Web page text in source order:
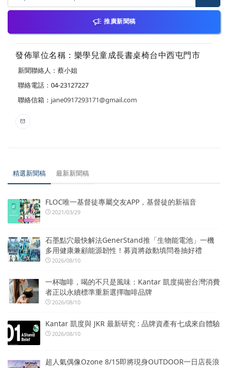
推廣新聞稿
發佈單位名稱：樂學兒童成長書桌椅台中西屯門市
新聞聯絡人：蔡小姐
聯絡電話：04-23127227
聯絡信箱： jane0917293171@gmail.com
精選新聞稿 最新新聞稿
FLOC唯一基督徒專屬交友APP，基督徒的新福音
2021/03/29
石墨點穴最快解法GenerStand推「生物能電池」一機
多用健康兼顧能源韌性！募資將啟動填問卷抽好禮
2026/08/10
一杯咖啡，喝的不只是風味：Kantar 凱度揭密台灣消費
者正以永續標準重新選擇咖啡品牌
2026/08/10
Kantar 凱度與 JKR 最新研究 : 品牌資產有七成來自體驗
2026/08/10
超人氣偶像Ozone 8/15即將現身OUTDOOR一日店長浪